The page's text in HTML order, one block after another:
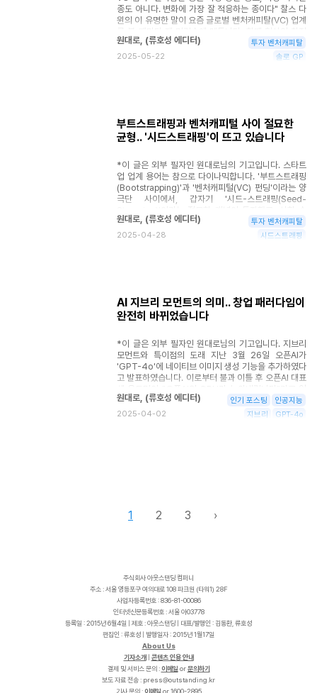
익성을 높이는 데 주력했죠. 덕분에 기관 투자자들은 지
난 10년간 약 15%의 안정적인 수익률을 보인 사모펀
드에 더 많은 자본을 할당해왔습니다. 물론 상위 25%
VC 펀드는 최대 30%의 더 높은 수익을 제공했지만 그
만큼 접근하기가 쉽지 않았습니다. 하지만 최근 10년간
약 1조 달러에 달하는 엄청난 자본이 VC로 유입되면서
종도 아니다. 변화에 가장 잘 적응하는 종이다" 찰스 다
윈의 이 유명한 말이 요즘 글로벌 벤처캐피탈(VC) 업계
선에서 '미다스의 손'으로 불리던 VC 산업이 지금 거대
한 지각변동을 겪고 있기 때문입니다. 산업혁명 시대에
이 되었습니다. 유동성은 마르고, 투자금 회수는 점점
어려워지며, 그나마 남아있는 자금마저 AI 관련 기업으
로 쏠리는 현상이 심화되고 있습니다. 이런 상황에서 기
화와 AI 블랙홀 요즘 글로벌 VC 업계의 분위기는 한마
디로 '혹한기'입니다. 몇 년 전까지만 해도 시장에 넘쳐
나는 돈이 VC를 통해 혁신적인 스타트업으로 흘러들어
가는 선순환 구조가 형성되어 있었습니다.
원대로, (류호성 에디터)
2025-05-22
투자 벤처캐피탈
솔로 GP
부트스트래핑과 벤처캐피털 사이 절묘한
균형.. '시드스트래핑'이 뜨고 있습니다
*이 글은 외부 필자인 원대로님의 기고입니다. 스타트
업 업계 용어는 참으로 다이나믹합니다. '부트스트래핑
(Bootstrapping)'과 '벤처캐피털(VC) 펀딩'이라는 양
극단 사이에서, 갑자기 '시드-스트래핑(Seed-
Strapping)'이라는 절묘한 개념이 등장했고, 신화 속
유니콘 대신 현실적인 '낙타(Camel)'가 새로운 상징으
로 떠오르고 있습니다. 오랫동안 스타트업 생태계는 하
한 현실 사이에서, 또 투자자의 기대와 창업자의 자율성
사이에서 영리한 균형점을 찾아냈습니다. 이들은 '시
드-스트래퍼(Seed-Strapper)'라고 불립니다. 시대는
수 있고, 과거에는 외면받던 방식이 지금은 해답이 될
수도 있습니다. 모험 자본이 귀했던 1990년대와
2000년대에는 VC 펀드 확보 자체가 경쟁력이었습니
다. 하지만 모바일과 플랫폼이 세상을 뒤흔들고 유니콘
기업이 탄생하던 2010년대 이후, 스타트업 생태계는
그야말로 '쩐의 전쟁'이 되었고, VC 투자 역시 양극화되
는 모습을 보이고 있습니다. 하지만 이제 인공지능(AI)
원대로, (류호성 에디터)
2025-04-28
투자 벤처캐피탈
시드스트래핑
AI 지브리 모먼트의 의미.. 창업 패러다임이
완전히 바뀌었습니다
*이 글은 외부 필자인 원대로님의 기고입니다. 지브리
모먼트와 특이점의 도래 지난 3월 26일 오픈AI가
'GPT-4o'에 네이티브 이미지 생성 기능을 추가하였다
고 발표하였습니다. 이로부터 불과 이틀 후 오픈AI 대표
살을 부릴 정도로, 전 세계인들의 'Ghiblify'(지브리 스
튜디오 스타일로 이미지 생성하기) 놀이는 폭발적인 인
다. 그래서 일반인들의 접근이 수월하지 않았습니다. 하
있는 대부분의 그림체를 단숨에 흉내 내는 것에 그치지
않고, 웬만한 이미지 편집과 수정도 채팅으로 손쉽게 바
로 가능해졌습니다. 여기에 Vibe Coding(AI와 개발자
가 협업하여 코드를 작성하는 방식)까지 결합하면 어떤
일이 벌어질지 상상해보십시오.
원대로, (류호성 에디터)
2025-04-02
인기 포스팅
인공지능
지브리
GPT-4o
1 2 3 ›
주식회사 아웃스탠딩 컴퍼니
주소 : 서울 영등포구 여의대로 108 파크원 (타워1) 28F
사업자등록번호 : 836-81-00086
인터넷신문등록번호 : 서울 아03778
등록일 : 2015년 6월4일 | 제호 : 아웃스탠딩 | 대표/발행인 : 김동환, 류호성
편집인 : 류호성 | 발행일자 : 2015년 1월17일
About Us
기자소개| 콘텐츠 인용 안내
결제 및 서비스 문의 : 이메일 or문의하기
보도 자료 전송 :
r
k
g
n
i
d
n
a
t
s
t
u
o
@
s
s
e
r
p
기사 문의 : 이메일 or 1600-2895